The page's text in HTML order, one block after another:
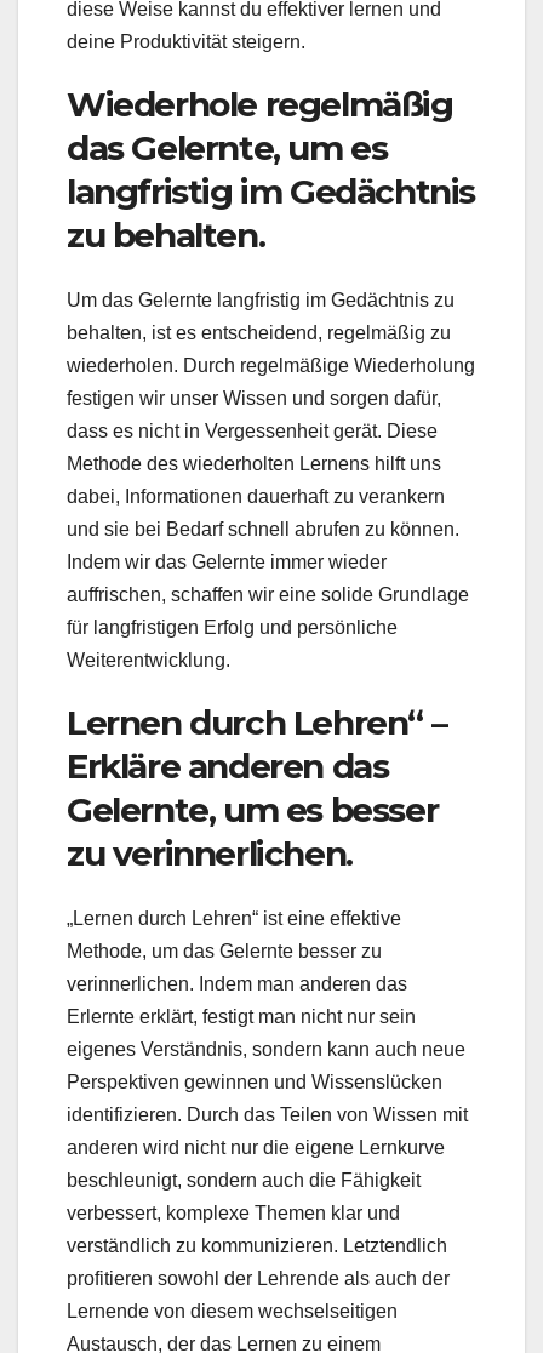
diese Weise kannst du effektiver lernen und
deine Produktivität steigern.
Wiederhole regelmäßig
das Gelernte, um es
langfristig im Gedächtnis
zu behalten.
Um das Gelernte langfristig im Gedächtnis zu
behalten, ist es entscheidend, regelmäßig zu
wiederholen. Durch regelmäßige Wiederholung
festigen wir unser Wissen und sorgen dafür,
dass es nicht in Vergessenheit gerät. Diese
Methode des wiederholten Lernens hilft uns
dabei, Informationen dauerhaft zu verankern
und sie bei Bedarf schnell abrufen zu können.
Indem wir das Gelernte immer wieder
auffrischen, schaffen wir eine solide Grundlage
für langfristigen Erfolg und persönliche
Weiterentwicklung.
Lernen durch Lehren“ –
Erkläre anderen das
Gelernte, um es besser
zu verinnerlichen.
„Lernen durch Lehren“ ist eine effektive
Methode, um das Gelernte besser zu
verinnerlichen. Indem man anderen das
Erlernte erklärt, festigt man nicht nur sein
eigenes Verständnis, sondern kann auch neue
Perspektiven gewinnen und Wissenslücken
identifizieren. Durch das Teilen von Wissen mit
anderen wird nicht nur die eigene Lernkurve
beschleunigt, sondern auch die Fähigkeit
verbessert, komplexe Themen klar und
verständlich zu kommunizieren. Letztendlich
profitieren sowohl der Lehrende als auch der
Lernende von diesem wechselseitigen
Austausch, der das Lernen zu einem